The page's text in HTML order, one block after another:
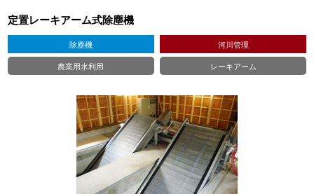
定置レーキアーム式除塵機
除塵機
河川管理
農業用水利用
レーキアーム